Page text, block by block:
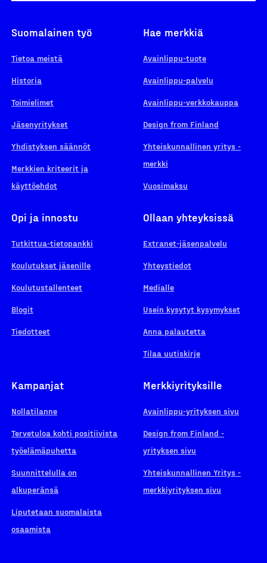
Suomalainen työ
Tietoa meistä
Historia
Toimielimet
Jäsenyritykset
Yhdistyksen säännöt
Merkkien kriteerit ja
käyttöehdot
Hae merkkiä
Avainlippu-tuote
Avainlippu-palvelu
Avainlippu-verkkokauppa
Design from Finland
Yhteiskunnallinen yritys -
merkki
Vuosimaksu
Opi ja innostu
Tutkittua-tietopankki
Koulutukset jäsenille
Koulutustallenteet
Blogit
Tiedotteet
Ollaan yhteyksissä
Extranet-jäsenpalvelu
Yhteystiedot
Medialle
Usein kysytyt kysymykset
Anna palautetta
Tilaa uutiskirje
Kampanjat
Nollatilanne
Tervetuloa kohti positiivista
työelämäpuhetta
Suunnittelulla on
alkuperänsä
Liputetaan suomalaista
osaamista
Merkkiyrityksille
Avainlippu-yrityksen sivu
Design from Finland -
yrityksen sivu
Yhteiskunnallinen Yritys -
merkkiyrityksen sivu